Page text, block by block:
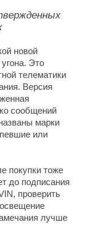
новой
Это
телематики
Версия
сообщений
марки
или
покупки тоже
до подписания
проверить
лучше